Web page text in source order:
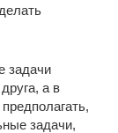
задачи
а в
задачи,